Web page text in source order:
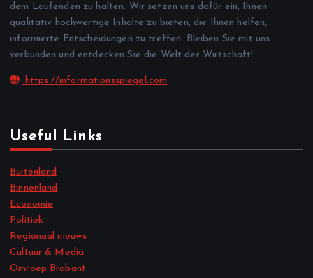
dem Laufenden zu halten. Wir setzen uns dafür ein, Ihnen
qualitativ hochwertige Inhalte zu bieten, die Ihnen helfen,
informierte Entscheidungen zu treffen. Bleiben Sie mit uns
verbunden und entdecken Sie die Welt der Wirtschaft!
https://informationsspiegel.com
Useful Links
Buitenland
Binnenland
Economie
Politiek
Regionaal nieuws
Cultuur & Media
Omroep Brabant